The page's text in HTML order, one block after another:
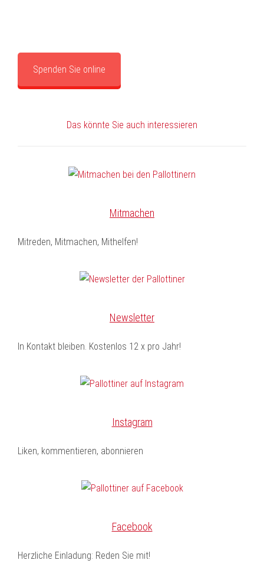
Spenden Sie online
Das könnte Sie auch interessieren
Mitmachen
Mitreden, Mitmachen, Mithelfen!
Newsletter
In Kontakt bleiben. Kostenlos 12 x pro Jahr!
Instagram
Liken, kommentieren, abonnieren
Facebook
Herzliche Einladung: Reden Sie mit!